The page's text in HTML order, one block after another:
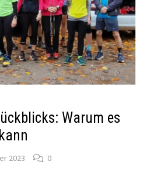
Warum es
2023 0